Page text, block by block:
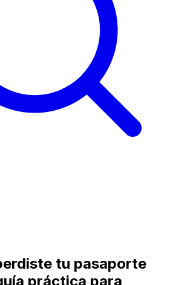
tu pasaporte
práctica para